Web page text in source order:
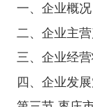
一、企业概况
二、企业主
三、企业经
四、企业发